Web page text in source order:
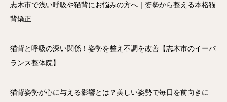
志木市で浅い呼吸や猫背にお悩みの方へ｜姿勢から整える本格猫
背矯正
猫背と呼吸の深い関係！姿勢を整え不調を改善【志木市のイーバ
ランス整体院】
猫背姿勢が心に与える影響とは？美しい姿勢で毎日を前向きに